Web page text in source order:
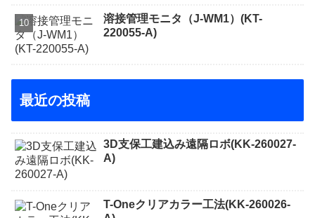
溶接管理モニタ（J-WM1）(KT-
220055-A)
最近の投稿
3D支保工建込み遠隔ロボ(KK-260027-
A)
T-Oneクリアカラー工法(KK-260026-